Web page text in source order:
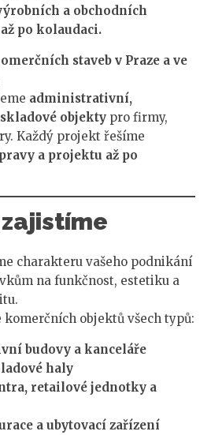
a obchodních
po kolaudaci.
staveb v Praze a ve
administrativní,
objekty pro firmy,
Každý projekt řešíme
a projektu až po
charakteru vašeho podnikání
na funkčnost, estetiku a
objektů všech typů:
budovy a kanceláře
haly
retailové jednotky a
a ubytovací zařízení